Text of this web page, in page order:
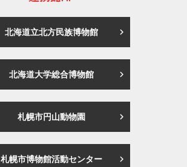
北海道立北方民族博物館
北海道大学総合博物館
札幌市円山動物園
札幌市博物館活動センター